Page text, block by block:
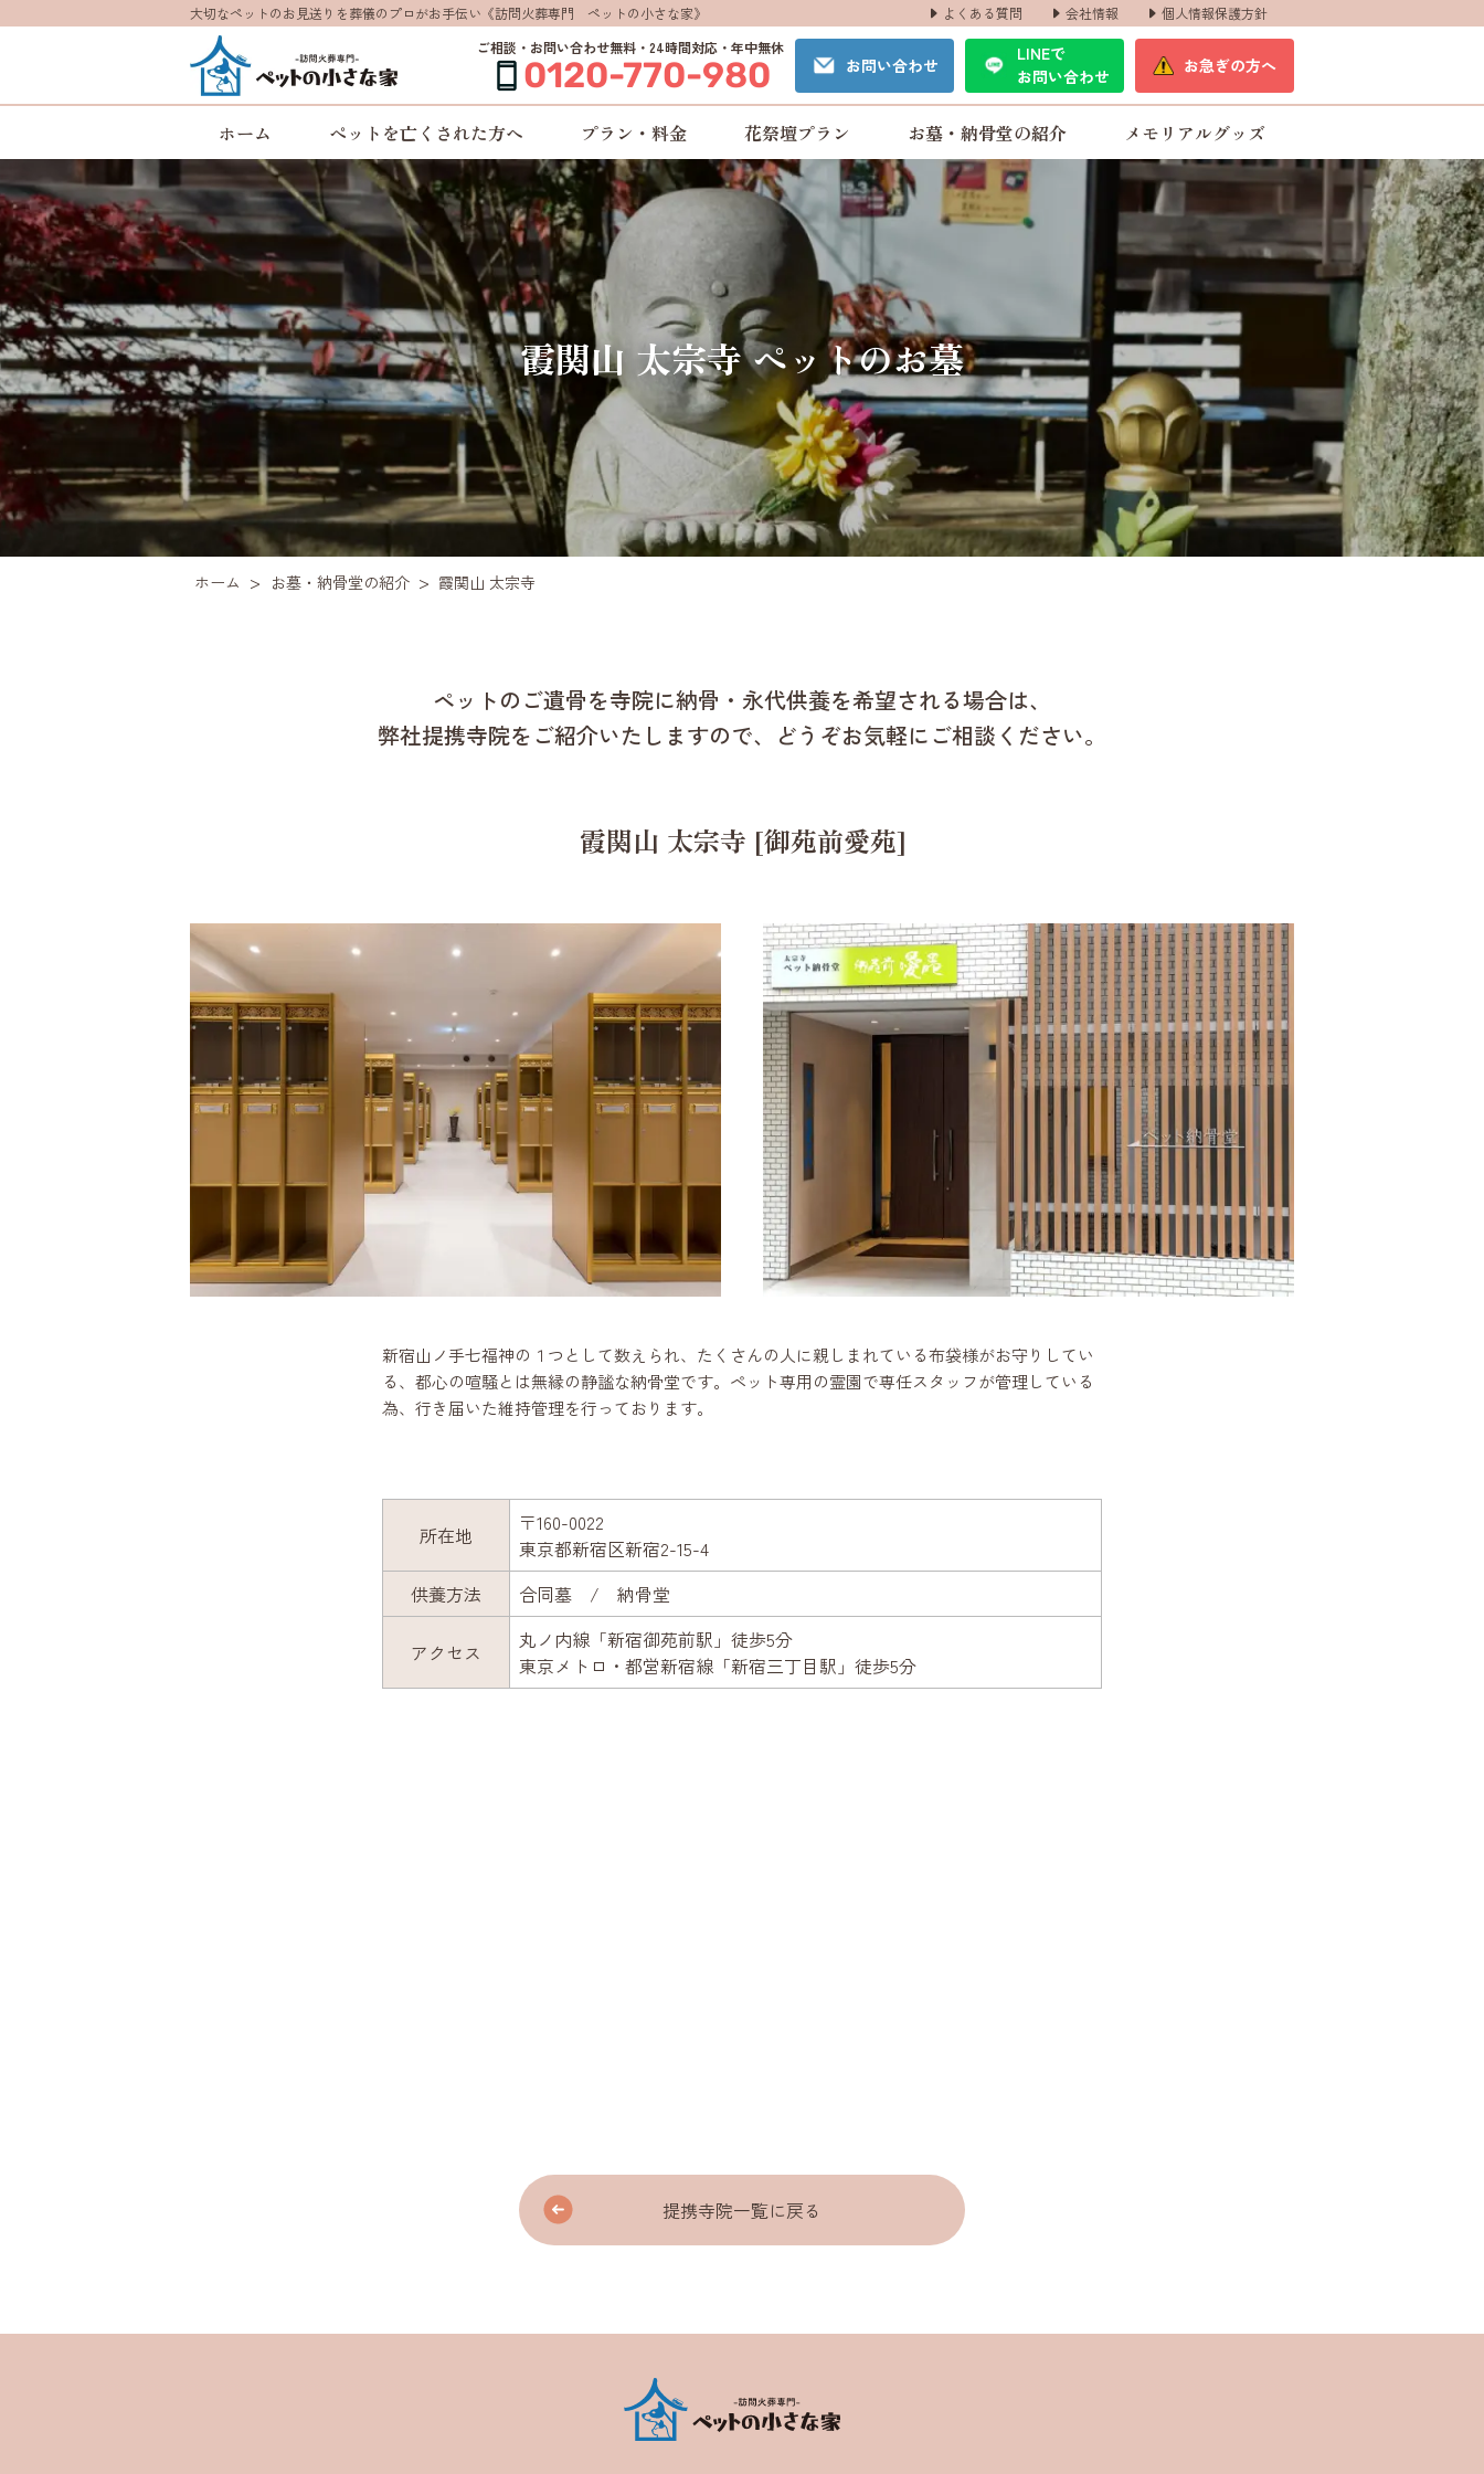
大切なペットのお見送りを葬儀のプロがお手伝い《訪問火葬専門 ペットの小さな家》 よくある質問 会社情報
個人情報保護方針
ご相談・お問い合わせ無料・24時間対応・年中無休
0120-770-980 お問い合わせ
LINEで
お問い合わせ
お急ぎの方へ
ホーム ペットを亡くされた方へ プラン・料金 花祭壇プラン お墓・納骨堂の紹介 メモリアルグッズ
霞関山 太宗寺 ペットのお墓
ホーム > お墓・納骨堂の紹介 > 霞関山 太宗寺
ペットのご遺骨を寺院に納骨・永代供養を希望される場合は、
弊社提携寺院をご紹介いたしますので、どうぞお気軽にご相談ください。
霞関山 太宗寺 [御苑前愛苑]
新宿山ノ手七福神の１つとして数えられ、たくさんの人に親しまれている布袋様がお守りしてい
る、都心の喧騒とは無縁の静謐な納骨堂です。ペット専用の霊園で専任スタッフが管理している
為、行き届いた維持管理を行っております。
所在地
〒160-0022
東京都新宿区新宿2-15-4
供養方法
合同墓 / 納骨堂
アクセス
丸ノ内線「新宿御苑前駅」徒歩5分
東京メトロ・都営新宿線「新宿三丁目駅」徒歩5分
提携寺院一覧に戻る